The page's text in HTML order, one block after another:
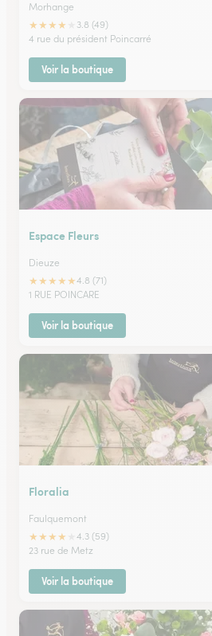
Morhange
★★★★
3.8 (49)
4 rue du président Poincarré
Voir la boutique
Espace Fleurs
Dieuze
★★★★★4.8 (71)
1 RUE POINCARE
Voir la boutique
Floralia
Faulquemont
★★★★
4.3 (59)
23 rue de Metz
Voir la boutique